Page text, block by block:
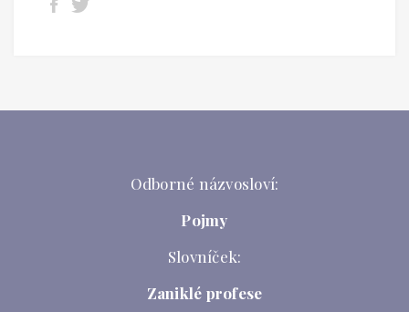
Odborné názvosloví:
Pojmy
Slovníček:
Zaniklé profese